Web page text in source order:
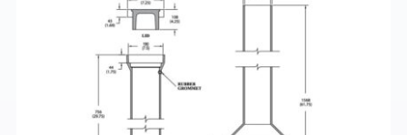
BVCOU5142